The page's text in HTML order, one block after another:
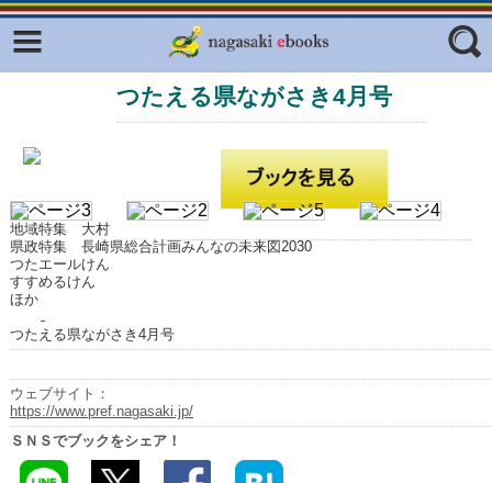
フリーワード
ジャンル
つたえる県ながさき4月号
地域特集 大村
県政特集 長崎県総合計画みんなの未来図2030
つたエールけん
すすめるけん
ほか
つたえる県ながさき4月号
ウェブサイト：
https://www.pref.nagasaki.jp/
ＳＮＳでブックをシェア！
Facebook
ふくいろキラリプロジェクト
ラリー（TOKYO Brochures）
はじめてご利用される方へ
コンテンツ
明治日本の産業革命遺産
長崎と天草地方の潜伏キリシタン
関連遺産
大学・専門学校ナビ